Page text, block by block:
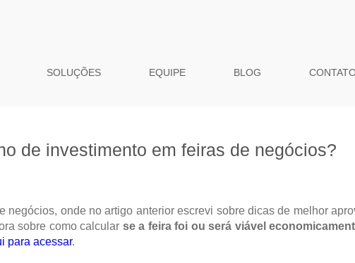
SOLUÇÕES EQUIPE BLOG
de investimento em feiras de negócios?
negócios, onde no artigo anterior escrevi sobre dicas de melhor
sobre como calcular se a feira foi ou será viável
para acessar.